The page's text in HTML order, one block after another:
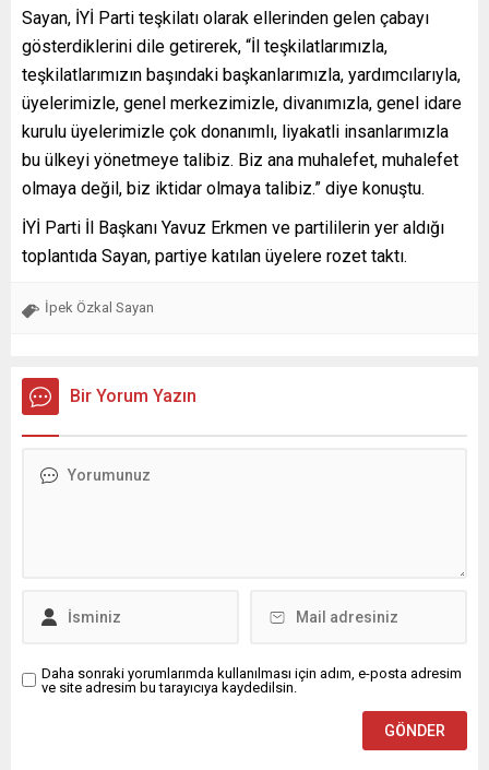
Sayan, İYİ Parti teşkilatı olarak ellerinden gelen çabayı
gösterdiklerini dile getirerek, “İl teşkilatlarımızla,
teşkilatlarımızın başındaki başkanlarımızla, yardımcılarıyla,
üyelerimizle, genel merkezimizle, divanımızla, genel idare
kurulu üyelerimizle çok donanımlı, liyakatli insanlarımızla
bu ülkeyi yönetmeye talibiz. Biz ana muhalefet, muhalefet
olmaya değil, biz iktidar olmaya talibiz.” diye konuştu.
İYİ Parti İl Başkanı Yavuz Erkmen ve partililerin yer aldığı
toplantıda Sayan, partiye katılan üyelere rozet taktı.
İpek Özkal Sayan
Bir Yorum Yazın
Daha sonraki yorumlarımda kullanılması için adım, e-posta adresim
ve site adresim bu tarayıcıya kaydedilsin.